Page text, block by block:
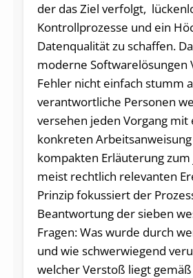
der das Ziel verfolgt,
Kontrollprozesse und ein
Datenqualität zu schaffen.
moderne Softwarelösungen
Fehler nicht einfach stumm
verantwortliche Personen
versehen jeden Vorgang mit
konkreten
kompakten Erläuterung
meist rechtlich relevanten
Prinzip fokussiert der
Beantwortung der sieben
Fragen: Was wurde durch
und wie schwerwiegend
welcher Verstoß liegt